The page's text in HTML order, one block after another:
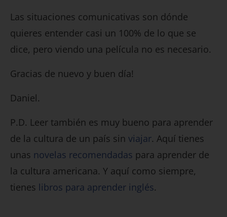
Las situaciones comunicativas son dónde
quieres entender casi un 100% de lo que se
dice, pero viendo una película no es necesario.
Gracias de nuevo y buen día!
Daniel.
P.D. Leer también es muy bueno para aprender
de la cultura de un país sin viajar. Aquí tienes
unas novelas recomendadas para aprender de
la cultura americana. Y aquí como siempre,
tienes libros para aprender inglés.